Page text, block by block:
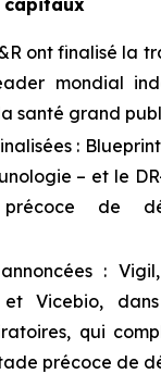
ont finalisé la
mondial
santé grand
:
– et le
de
annoncées :
et Vicebio,
qui
précoce de